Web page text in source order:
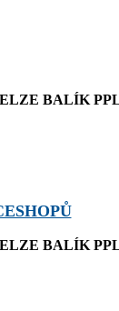
BALÍK
BALÍK